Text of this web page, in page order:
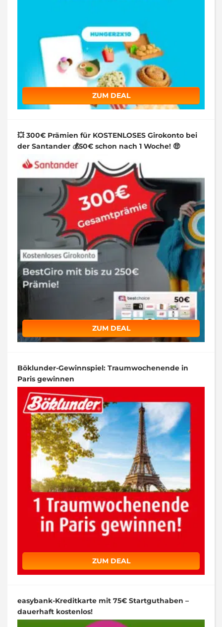
ZUM DEAL
💥 300€ Prämien für KOSTENLOSES Girokonto bei
der Santander 💰50€ schon nach 1 Woche! 🤑
ZUM DEAL
Böklunder-Gewinnspiel: Traumwochenende in
Paris gewinnen
ZUM DEAL
easybank-Kreditkarte mit 75€ Startguthaben –
dauerhaft kostenlos!